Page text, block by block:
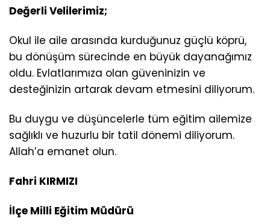
Değerli Velilerimiz;
Okul ile aile arasında kurduğunuz güçlü köprü,
bu dönüşüm sürecinde en büyük dayanağımız
oldu. Evlatlarımıza olan güveninizin ve
desteğinizin artarak devam etmesini diliyorum.
Bu duygu ve düşüncelerle tüm eğitim ailemize
sağlıklı ve huzurlu bir tatil dönemi diliyorum.
Allah’a emanet olun.
Fahri KIRMIZI
İlçe Milli Eğitim Müdürü